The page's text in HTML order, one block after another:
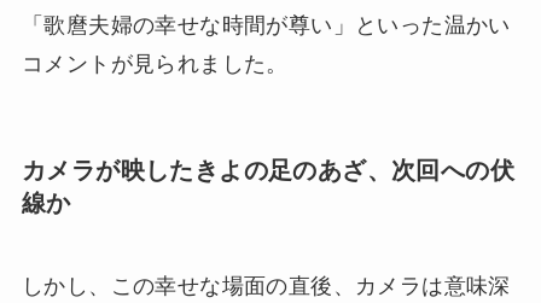
「歌麿夫婦の幸せな時間が尊い」といった温かい
コメントが見られました。
カメラが映したきよの足のあざ、次回への伏
線か
しかし、この幸せな場面の直後、カメラは意味深